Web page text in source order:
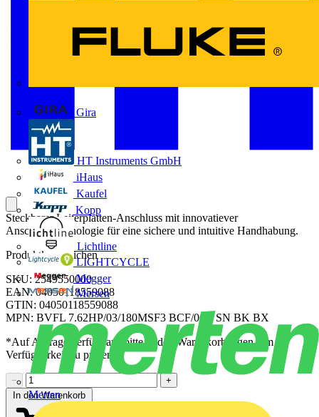
Gira
HT Instruments GmbH
iHaus
Kaufel
Kopp
Lichtline
LIGHTCYCLE
Megger
Mersen
Merten
Steckbarer Leiterplatten-Anschluss mit innovatiever
Anschlusstechnologie für eine sichere und intuitive Handhabung.
Produktkennzeichen
SKU: 2549550000
EAN: 04050118559088
GTIN: 04050118559088
MPN: BVFL 7.62HP/03/180MSF3 BCF/06R SN BK BX
*Auf Anfrage verfügbar - bitte in den Warenkorb legen, um
Verfügbarkeit zu prüfen
−
+
In den Warenkorb